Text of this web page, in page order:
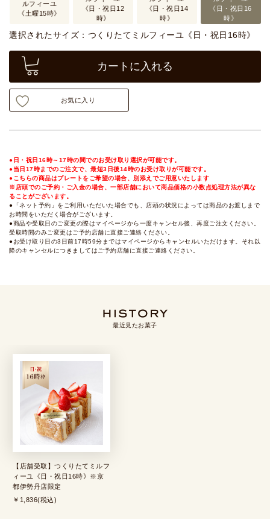
ルフィーユ
《土曜15時》
《日・祝日12
時》
《日・祝日14
時》
《日・祝日16
時》
選択されたサイズ：つくりたてミルフィーユ《日・祝日16時》
カートに入れる
お気に入り
●日・祝日16時～17時の間でのお受け取り選択が可能です。
●当日17時までのご注文で、最短3日後14時のお受け取りが可能です。
●こちらの商品はプレートをご希望の場合、別添えでご用意いたします
※店頭でのご予約・ご入金の場合、一部店舗において商品価格の小数点処理方法が異な
ることがございます。
●「ネット予約」をご利用いただいた場合でも、店頭の状況によっては商品のお渡しまで
お時間をいただく場合がございます。
●商品や受取日のご変更の際はマイページから一度キャンセル後、再度ご注文ください。
受取時間のみご変更はご予約店舗に直接ご連絡ください。
●お受け取り日の3日前17時59分まではマイページからキャンセルいただけます。それ以
降のキャンセルにつきましてはご予約店舗に直接ご連絡ください。
最近見たお菓子
【店舗受取】つくりたてミルフ
ィーユ《日・祝日16時》※京
都伊勢丹店限定
￥1,836(税込)